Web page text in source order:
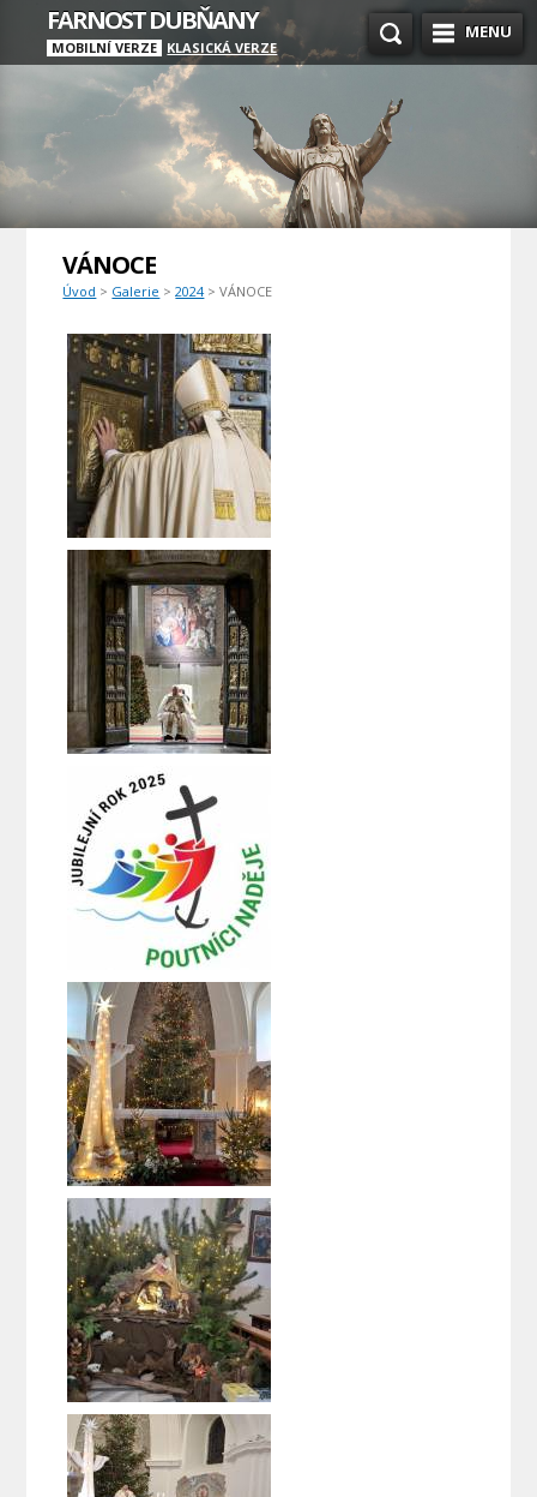
MENU
FARNOST DUBŇANY
MOBILNÍ VERZE KLASICKÁ VERZE
VÁNOCE
Úvod > Galerie >2024> VÁNOCE